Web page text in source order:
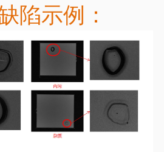
陷示例：